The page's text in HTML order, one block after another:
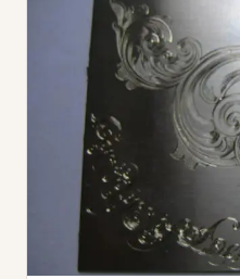
彫
金
彫
刻
ENGRAVING
ARABESQUE